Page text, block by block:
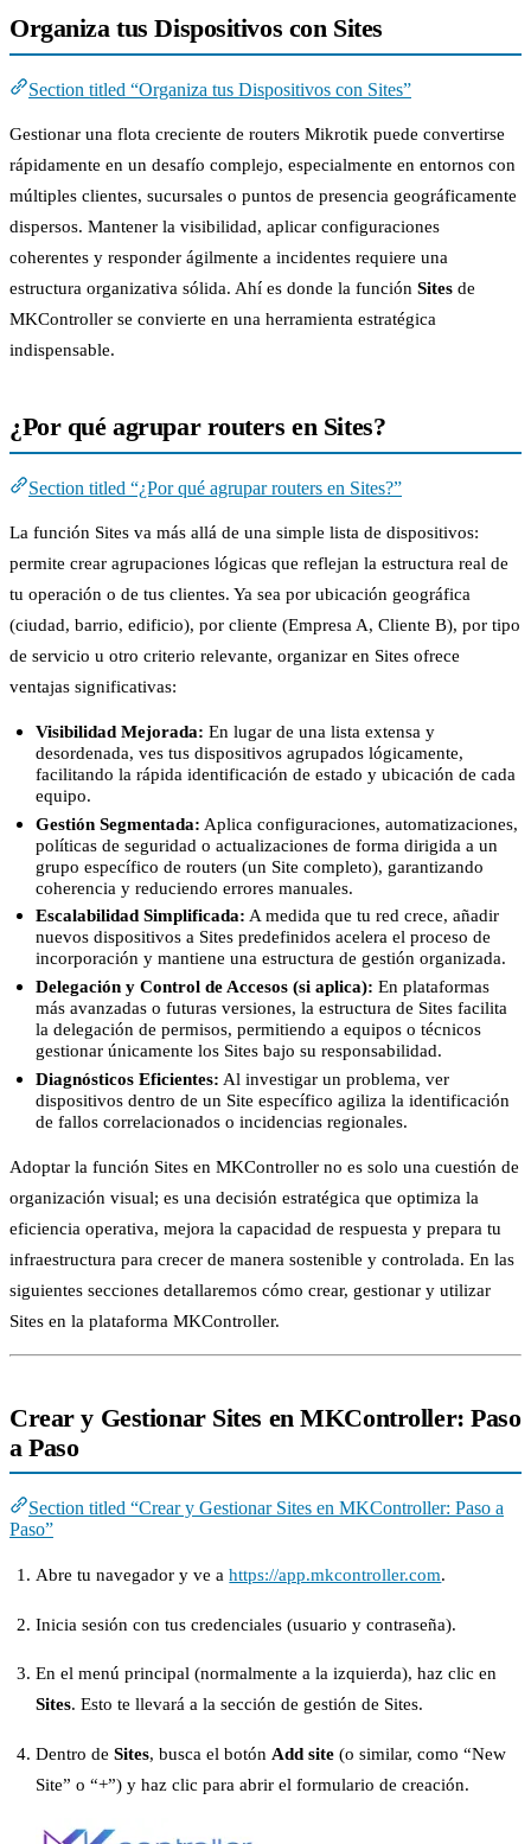
Organiza tus Dispositivos con Sites
Section titled “Organiza tus Dispositivos con Sites”
Gestionar una flota creciente de routers Mikrotik puede convertirse
rápidamente en un desafío complejo, especialmente en entornos con
múltiples clientes, sucursales o puntos de presencia geográficamente
dispersos. Mantener la visibilidad, aplicar configuraciones
coherentes y responder ágilmente a incidentes requiere una
estructura organizativa sólida. Ahí es donde la función Sites de
MKController se convierte en una herramienta estratégica
indispensable.
¿Por qué agrupar routers en Sites?
Section titled “¿Por qué agrupar routers en Sites?”
La función Sites va más allá de una simple lista de dispositivos:
permite crear agrupaciones lógicas que reflejan la estructura real de
tu operación o de tus clientes. Ya sea por ubicación geográfica
(ciudad, barrio, edificio), por cliente (Empresa A, Cliente B), por tipo
de servicio u otro criterio relevante, organizar en Sites ofrece
ventajas significativas:
Visibilidad Mejorada: En lugar de una lista extensa y
desordenada, ves tus dispositivos agrupados lógicamente,
facilitando la rápida identificación de estado y ubicación de cada
equipo.
Gestión Segmentada: Aplica configuraciones, automatizaciones,
políticas de seguridad o actualizaciones de forma dirigida a un
grupo específico de routers (un Site completo), garantizando
coherencia y reduciendo errores manuales.
Escalabilidad Simplificada: A medida que tu red crece, añadir
nuevos dispositivos a Sites predefinidos acelera el proceso de
incorporación y mantiene una estructura de gestión organizada.
Delegación y Control de Accesos (si aplica): En plataformas
más avanzadas o futuras versiones, la estructura de Sites facilita
la delegación de permisos, permitiendo a equipos o técnicos
gestionar únicamente los Sites bajo su responsabilidad.
Diagnósticos Eficientes: Al investigar un problema, ver
dispositivos dentro de un Site específico agiliza la identificación
de fallos correlacionados o incidencias regionales.
Adoptar la función Sites en MKController no es solo una cuestión de
organización visual; es una decisión estratégica que optimiza la
eficiencia operativa, mejora la capacidad de respuesta y prepara tu
infraestructura para crecer de manera sostenible y controlada. En las
siguientes secciones detallaremos cómo crear, gestionar y utilizar
Sites en la plataforma MKController.
Crear y Gestionar Sites en MKController: Paso
a Paso
Section titled “Crear y Gestionar Sites en MKController: Paso a
Paso”
Abre tu navegador y ve ahttps://app.mkcontroller.com.
Inicia sesión con tus credenciales (usuario y contraseña).
En el menú principal (normalmente a la izquierda), haz clic en
Sites. Esto te llevará a la sección de gestión de Sites.
Dentro deSites, busca el botón Add site (o similar, como “New
Site” o “+”) y haz clic para abrir el formulario de creación.